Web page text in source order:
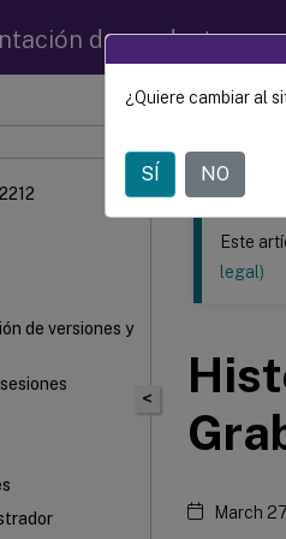
de productos
de versiones y
Este
<
Este
legal)
March
¿Quiere cambiar al
SÍ NO